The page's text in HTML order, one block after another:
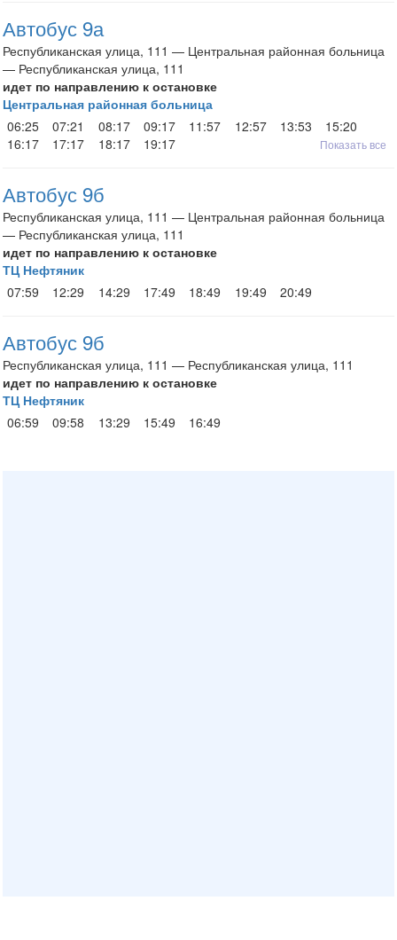
Автобус 9а
Республиканская улица, 111 — Центральная районная больница
— Республиканская улица, 111
идет по направлению к остановке
Центральная районная больница
06:25
07:21 08:17 09:17 11:57 12:57 13:53
15:20
16:17
17:17 18:17 19:17 Показать все
Автобус 9б
Республиканская улица, 111 — Центральная районная больница
— Республиканская улица, 111
идет по направлению к остановке
ТЦ Нефтяник
07:59
12:29 14:29 17:49 18:49 19:49 20:49
Автобус 9б
Республиканская улица, 111 — Республиканская улица, 111
идет по направлению к остановке
ТЦ Нефтяник
06:59
09:58 13:29 15:49 16:49